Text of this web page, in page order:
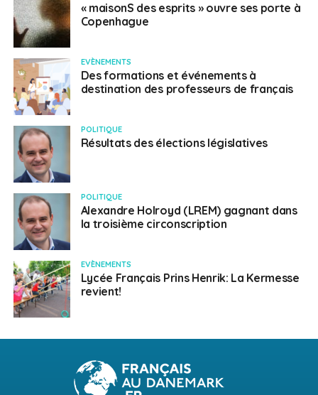
« maisonS des esprits » ouvre ses porte à
Copenhague
EVÈNEMENTS
Des formations et événements à
destination des professeurs de français
POLITIQUE
Résultats des élections législatives
POLITIQUE
Alexandre Holroyd (LREM) gagnant dans
la troisième circonscription
EVÈNEMENTS
Lycée Français Prins Henrik: La Kermesse
revient!